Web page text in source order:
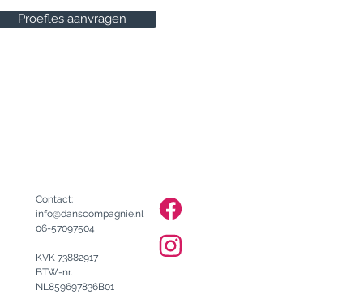
Proefles aanvragen
Contact:
info@danscompagnie.nl
06-57097504
KVK 73882917
BTW-nr.
NL859697836B01